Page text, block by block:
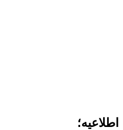
اطلاعیه؛